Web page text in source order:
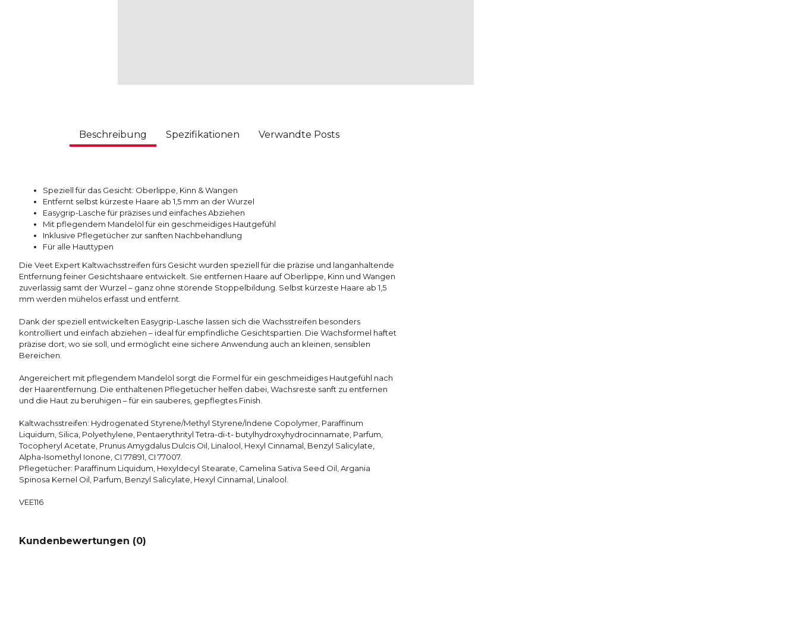
Beschreibung Spezifikationen Verwandte Posts
Speziell für das Gesicht: Oberlippe, Kinn & Wangen
Entfernt selbst kürzeste Haare ab 1,5 mm an der Wurzel
Easygrip-Lasche für präzises und einfaches Abziehen
Mit pflegendem Mandelöl für ein geschmeidiges Hautgefühl
Inklusive Pflegetücher zur sanften Nachbehandlung
Für alle Hauttypen
Die Veet Expert Kaltwachsstreifen fürs Gesicht wurden speziell für die präzise und langanhaltende
Entfernung feiner Gesichtshaare entwickelt. Sie entfernen Haare auf Oberlippe, Kinn und Wangen
zuverlässig samt der Wurzel – ganz ohne störende Stoppelbildung. Selbst kürzeste Haare ab 1,5
mm werden mühelos erfasst und entfernt.
Dank der speziell entwickelten Easygrip-Lasche lassen sich die Wachsstreifen besonders
kontrolliert und einfach abziehen – ideal für empfindliche Gesichtspartien. Die Wachsformel haftet
präzise dort, wo sie soll, und ermöglicht eine sichere Anwendung auch an kleinen, sensiblen
Bereichen.
Angereichert mit pflegendem Mandelöl sorgt die Formel für ein geschmeidiges Hautgefühl nach
der Haarentfernung. Die enthaltenen Pflegetücher helfen dabei, Wachsreste sanft zu entfernen
und die Haut zu beruhigen – für ein sauberes, gepflegtes Finish.
Kaltwachsstreifen: Hydrogenated Styrene/Methyl Styrene/Indene Copolymer, Paraffinum
Liquidum, Silica, Polyethylene, Pentaerythrityl Tetra-di-t- butylhydroxyhydrocinnamate, Parfum,
Tocopheryl Acetate, Prunus Amygdalus Dulcis Oil, Linalool, Hexyl Cinnamal, Benzyl Salicylate,
Alpha-Isomethyl Ionone, CI 77891, CI 77007.
Pflegetücher: Paraffinum Liquidum, Hexyldecyl Stearate, Camelina Sativa Seed Oil, Argania
Spinosa Kernel Oil, Parfum, Benzyl Salicylate, Hexyl Cinnamal, Linalool.
VEE116
Kundenbewertungen (0)